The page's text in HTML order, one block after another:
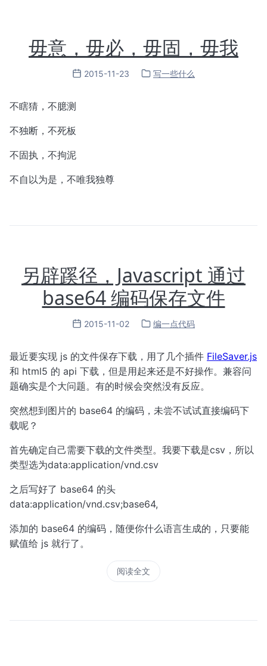
毋意，毋必，毋固，毋我
2015-11-23 写一些什么
不瞎猜，不臆测
不独断，不死板
不固执，不拘泥
不自以为是，不唯我独尊
另辟蹊径，Javascript 通过
base64 编码保存文件
2015-11-02 编一点代码
最近要实现 js 的文件保存下载，用了几个插件 FileSaver.js
和 html5 的 api 下载，但是用起来还是不好操作。兼容问
题确实是个大问题。有的时候会突然没有反应。
突然想到图片的 base64 的编码，未尝不试试直接编码下
载呢？
首先确定自己需要下载的文件类型。我要下载是csv，所以
类型选为data:application/vnd.csv
之后写好了 base64 的头
data:application/vnd.csv;base64,
添加的 base64 的编码，随便你什么语言生成的，只要能
赋值给 js 就行了。
阅读全文